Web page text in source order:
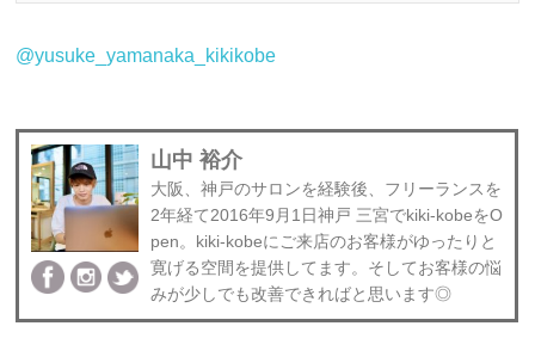
@yusuke_yamanaka_kikikobe
山中 裕介
大阪、神戸のサロンを経験後、フリーランスを
2年経て2016年9月1日神戸 三宮でkiki-kobeをO
pen。kiki-kobeにご来店のお客様がゆったりと
寛げる空間を提供してます。そしてお客様の悩
みが少しでも改善できればと思います◎